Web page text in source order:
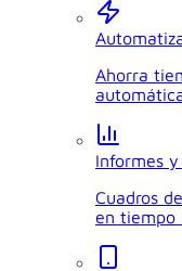
Ahorra
Informes
Cuadros
en tiempo